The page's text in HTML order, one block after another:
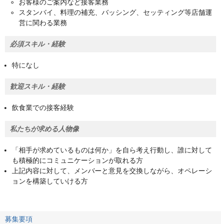
お客様のご案内など接客業務
スタンバイ、料理の補充、バッシング、セッティング等店舗運
営に関わる業務
必須スキル・経験
特になし
歓迎スキル・経験
飲食業での接客経験
私たちが求める人物像
「相手が求めているものは何か」を自ら考え行動し、誰に対して
も積極的にコミュニケーションが取れる方
上記内容に対して、メンバーと意見を交換しながら、オペレーシ
ョンを構築していける方
募集要項